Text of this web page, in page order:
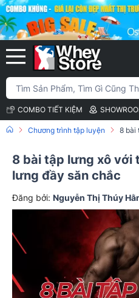
COMBO TIẾT KIỆM
Chương trình tập luyện 8 bài
8 bài tập lưng xô với
lưng đầy săn chắc
Đăng bởi: Nguyễn Thị Thúy